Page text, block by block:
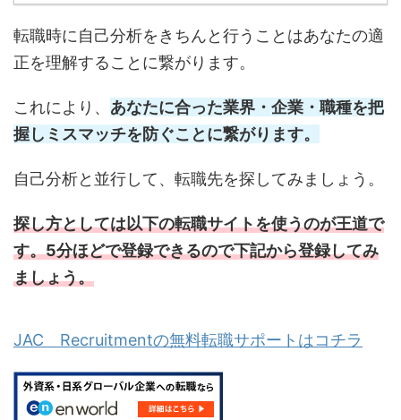
転職時に自己分析をきちんと行うことはあなたの適
正を理解することに繋がります。
これにより、 あなたに合った業界・企業・職種を把
握しミスマッチを防ぐことに繋がります。
自己分析と並行して、転職先を探してみましょう。
探し方としては以下の転職サイトを使うのが王道で
す。5分ほどで登録できるので下記から登録してみ
ましょう。
JAC Recruitmentの無料転職サポートはコチラ